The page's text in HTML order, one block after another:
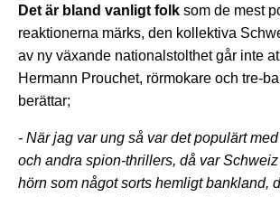
Det är bland vanligt folk som de mest
reaktionerna märks, den kollektiva
av ny växande nationalstolthet går inte
Hermann Prouchet, rörmokare och tre-
berättar;
- När jag var ung så var det populärt
och andra spion-thrillers, då var
hörn som något sorts hemligt bankland,